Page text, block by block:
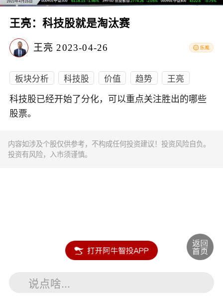
王亮：科技股就是淘汰赛
王亮 2023-04-26
板块分析 科技股 价值 趋势 王亮
科技股已经开始了分化，可以重点关注胜出的哪些
股票。
内容如涉及个股仅供参考，不构成任何投资建议！投资风险自负。
投资有风险，入市须谨慎。
说点啥...